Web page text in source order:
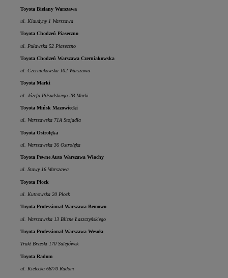
Toyota Bielany Warszawa
ul. Klaudyny 1 Warszawa
Toyota Chodzeń Piaseczno
ul. Puławska 52 Piaseczno
Toyota Chodzeń Warszawa Czerniakowska
ul. Czerniakowska 102 Warszawa
Toyota Marki
al. Józefa Piłsudskiego 2B Marki
Toyota Mińsk Mazowiecki
ul. Warszawska 71A Stojadła
Toyota Ostrołęka
ul. Warszawska 36 Ostrołęka
Toyota Pewne Auto Warszawa Włochy
ul. Stawy 16 Warszawa
Toyota Płock
ul. Kutnowska 20 Płock
Toyota Professional Warszawa Bemowo
ul. Warszawska 13 Blizne Łaszczyńskiego
Toyota Professional Warszawa Wesoła
Trakt Brzeski 170 Sulejówek
Toyota Radom
ul. Kielecka 68/70 Radom